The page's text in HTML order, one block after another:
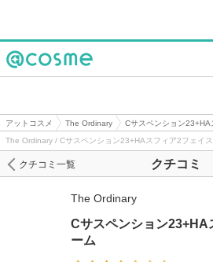
アットコスメ The Ordinary Cサスペンション
The Ordinary / Cサスペンション23+HAスフィア2フェイ
クチコミ
クチコミ一覧
The Ordinary
Cサスペンション23+HA
ーム